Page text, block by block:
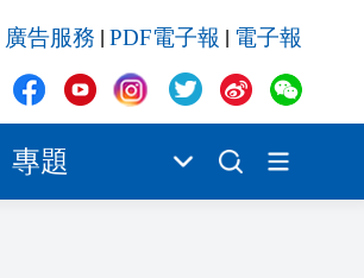
廣告服務 PDF電子報 電子報
專題